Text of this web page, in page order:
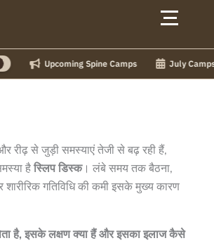
Upcoming Spine Camps July Camps:
रीढ़ से जुड़ी समस्याएं तेजी से बढ़ रही हैं,
हैस्लिप डिस्क। लंबे समय तक बैठना,
गतिविधि की कमी इसके मुख्य कारण
है, इसके लक्षण क्या हैं और इसका इलाज कैसे